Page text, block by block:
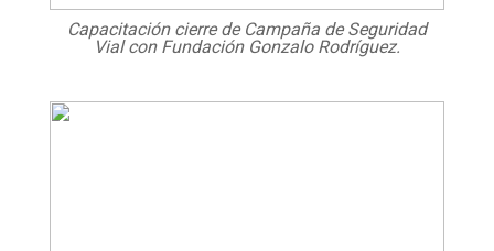
Capacitación cierre de Campaña de Seguridad
Vial con Fundación Gonzalo Rodríguez.